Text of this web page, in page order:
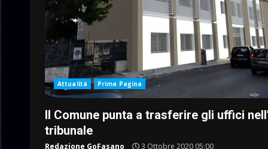
Attualità Prima Pagina
Il Comune punta a trasferire gli uffici
tribunale
Redazione GoFasano 3 Ottobre 2020 05:00